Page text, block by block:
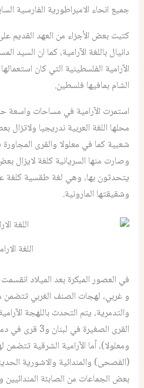
جميع انحاء الامبراطورية الفارسية
كتبت بعض الأجزاء من العهد القديم
دانيال باللغة الآرامية، كما ان السيد
الآرامية الفلسطينية التي كان
الشام بمافيها فلسطين.
محلها اللغة العربية ندريجيا
شعبية كما في معلولا والقرى
وصارت منها السريانية كلغة لايزال
يتحدثون بها، وهي لغة طقسية كلغة
وشقيقتها المارونية.
اللغة
في العصور المبكرة بعد الميلاد
و غربي، لهجات الصنف الغربي تتضمن
والتدمرية، يتم التحدث باللهجة
القرى الصغيرة
ومعلولا)، أما الآرامية الشرقية
(الفصحى) والمندائية والاشورية
بعض الجماعات من الصابئة